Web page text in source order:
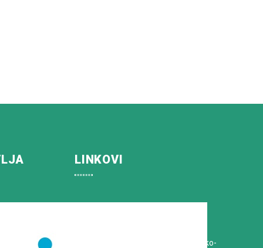
LINKOVI
Zavod za javno zdravstvo Koprivničko-